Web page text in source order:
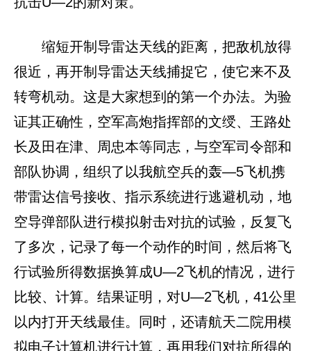
缩短开制导雷达天线的距离，把敌机放得
很近，再开制导雷达天线捕捉它，使它来不及
转弯机动。这是大家想到的第一个办法。为验
证其正确性，空军高炮指挥部的文绶、王路处
长及田在津、周忠本等同志，与空军司令部和
部队协调，组织了以我航空兵的轰—5飞机携
带雷达信号接收、指示系统进行逃避机动，地
空导弹部队进行模拟射击对抗的试验，反复飞
了多次，记录了每一个动作的时间，然后将飞
行试验所得数据换算成U—2飞机的情况，进行
比较、计算。结果证明，对U—2飞机，41公里
以内打开天线最佳。同时，还请航天二院用模
拟电子计算机进行计算，再用我们对抗所得的